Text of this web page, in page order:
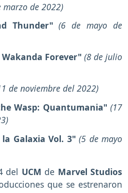
marzo de 2022)
Thunder" (6 de mayo de
Forever" (8 de julio
de noviembre del 2022)
Wasp: Quantumania" (17
Galaxia Vol. 3" (5 de mayo
del UCM de Marvel Studios
que se estrenaron